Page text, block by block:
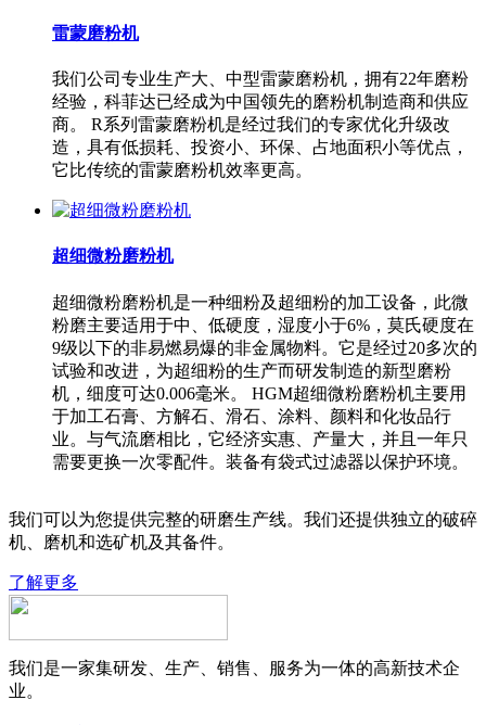
雷蒙磨粉机
我们公司专业生产大、中型雷蒙磨粉机，拥有22年磨粉
经验，科菲达已经成为中国领先的磨粉机制造商和供应
商。 R系列雷蒙磨粉机是经过我们的专家优化升级改
造，具有低损耗、投资小、环保、占地面积小等优点，
它比传统的雷蒙磨粉机效率更高。
超细微粉磨粉机
超细微粉磨粉机是一种细粉及超细粉的加工设备，此微
粉磨主要适用于中、低硬度，湿度小于6%，莫氏硬度在
9级以下的非易燃易爆的非金属物料。它是经过20多次的
试验和改进，为超细粉的生产而研发制造的新型磨粉
机，细度可达0.006毫米。 HGM超细微粉磨粉机主要用
于加工石膏、方解石、滑石、涂料、颜料和化妆品行
业。与气流磨相比，它经济实惠、产量大，并且一年只
需要更换一次零配件。装备有袋式过滤器以保护环境。
我们可以为您提供完整的研磨生产线。我们还提供独立的破碎
机、磨机和选矿机及其备件。
了解更多
我们是一家集研发、生产、销售、服务为一体的高新技术企
业。